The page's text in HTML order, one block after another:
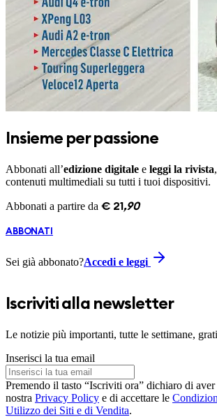
Insieme per passione
Abbonati all’edizione digitale e leggi la rivista
contenuti multimediali su tutti i tuoi dispositivi.
Abbonati a partire da € 21 ,90
ABBONATI
Sei già abbonato?Accedi e leggi
Iscriviti alla newsletter
Le notizie più importanti, tutte le settimane,
Inserisci la tua email
Premendo il tasto “Iscriviti ora” dichiaro di aver
nostra Privacy Policy e di accettare le
Utilizzo dei Siti e di Vendita.